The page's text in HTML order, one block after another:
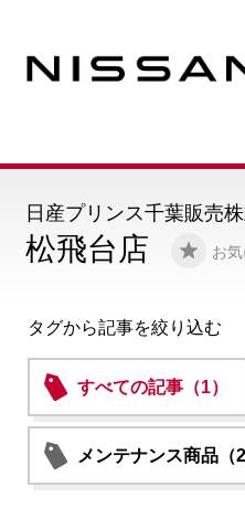
松飛台店 お
日産プリンス千葉販売
タグから記事を絞り込む
すべての記事（1）
メンテナンス商品（